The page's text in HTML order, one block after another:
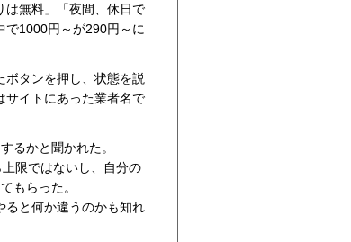
は無料」「夜間、休日で
で1000円～が290円～に
タンを押し、状態を説
サイトにあった業者名で
るかと聞かれた。
限ではないし、自分の
もらった。
ると何か違うのかも知れ